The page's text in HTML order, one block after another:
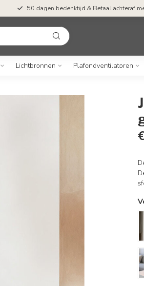
50 dagen bedenktijd & Betaal achteraf
Lichtbronnen Plafondventilatoren